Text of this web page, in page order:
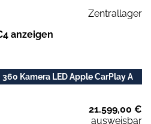
Zentrallager
anzeigen
Kamera LED Apple CarPlay A
21.599,00 €
ausweisbar